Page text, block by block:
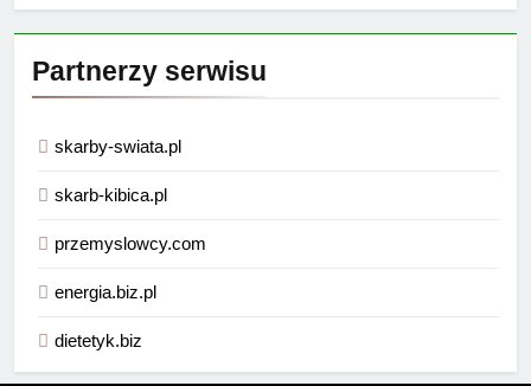
Partnerzy serwisu
skarby-swiata.pl
skarb-kibica.pl
przemyslowcy.com
energia.biz.pl
dietetyk.biz